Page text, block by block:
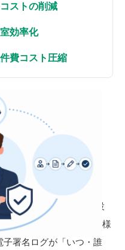
コストの削減
効率化
費コスト圧縮
フローまで
反映
イドライン準拠のもと設
取り入れたシステム仕様
署名ログが「いつ・誰